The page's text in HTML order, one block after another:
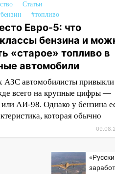
в Ульяновской
ливня
движение
Ульяновске
и атака
важные итоги
недели в
области
после шторма.
Статьи
#топливо
Евро-5: что
бензина и
«старое» топливо в
автомобили
АЗС автомобилисты привыкли
всего на крупные цифры —
АИ-98. Однако у бензина
которая обычно